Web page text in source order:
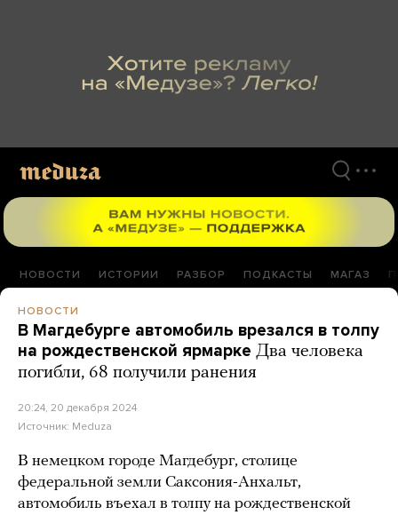
НОВОСТИ ИСТОРИИ РАЗБОР ПОДКАСТЫ МАГАЗ
НОВОСТИ
В Магдебурге автомобиль врезался в толпу
на рождественской ярмарке Два человека
погибли, 68 получили ранения
20:24, 20 декабря 2024
Источник: Meduza
В немецком городе Магдебург, столице
федеральной земли Саксония-Анхальт,
автомобиль въехал в толпу на рождественской